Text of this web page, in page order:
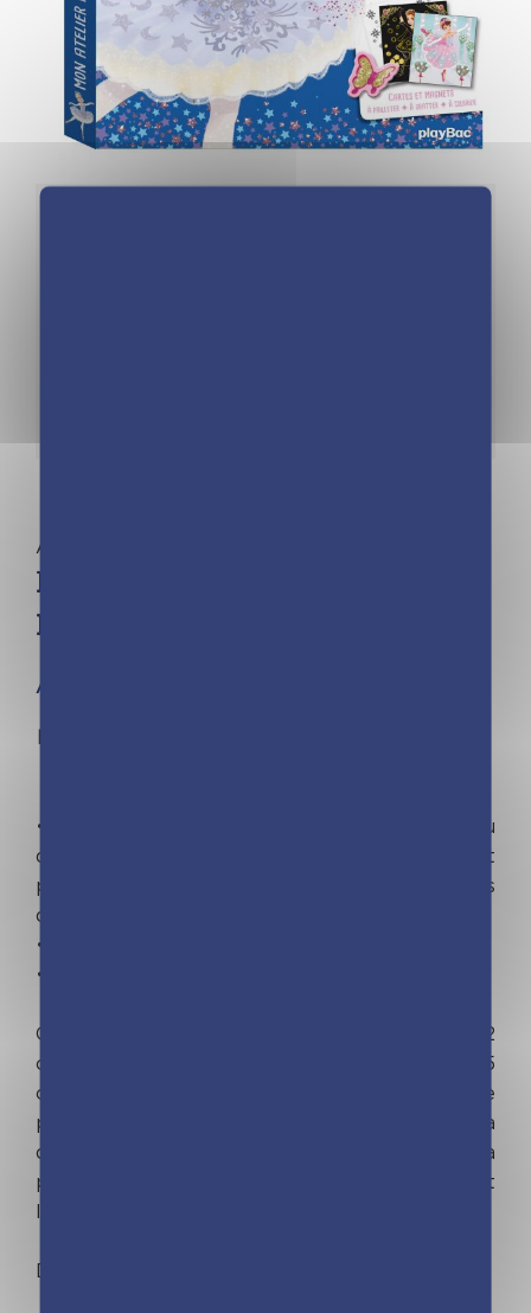
Aucune catégorie
Mon atelier paillettes –
Danseuses
À partir de 5 ans
Mon atelier paillettes : le coffret multi-activités
•
tes cartes et tes magnets. Tu
détaches les parties autocollantes avec le petit
pic et saupoudre avec la couleur de paillettes
de ton choix.
•
•
Ce coffret contient : 14 magnets à pailleter, 2
cartes à gratter, 3 cartes à pailleter et 5
coloriages. Il comprend également 3 tubes de
paillettes faciles à manipuler et un pic malin à
double embout pour détacher les zones à
pailleter, et pour gratter finement ou largement
les cartes scintillantes.
Dès 5 ans.